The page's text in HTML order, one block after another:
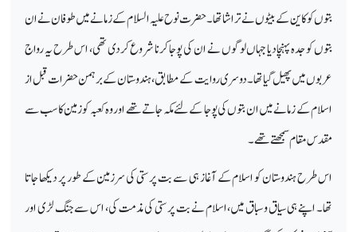
بتوں کو کاین کے بیٹوں نے تراشا تھا۔ حضرت نوح علیہ السلام کے زمانے میں طوفان نے ان
بتوں کو جدہ پہنچادیا جہاں لوگوں نے ان کی پوجا کرنا شروع کردی تھی ، اس طرح یہ رواج
عربوں میں پھیل گیا تھا۔ دوسری روایت کے مطابق، ہندوستان کے برہمن حضرات قبل از
اسلام کے زمانے میں ان بتوں کی پوجا کے لئے مکہ جاتے تھے اور وہ کعبہ کو زمین کا سب سے
مقدس مقام سمجھتے تھے۔
اس طرح ہندوستان کو اسلام کے آغاز ہی سے بت پرستی کی سرزمین کے طور پر دیکھا جاتا
تھا۔ اپنے ہی سیاق و سباق میں، اسلام نے بت پرستی کی مذمت کی، اس سے جنگ لڑی اور